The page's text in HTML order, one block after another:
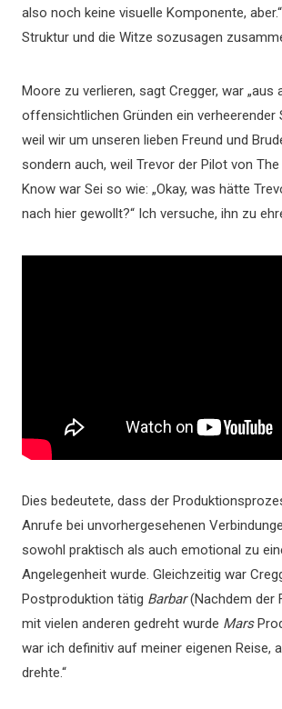
also noch keine visuelle Komponente,
Struktur und die Witze sozusagen
Moore zu verlieren, sagt Cregger, war „aus
offensichtlichen Gründen ein verheerender
weil wir um unseren lieben Freund und
sondern auch, weil Trevor der Pilot von The
Know war Sei so wie: „Okay, was hätte
nach hier gewollt?“ Ich versuche, ihn zu
Dies bedeutete, dass der
Anrufe bei unvorhergesehenen
sowohl praktisch als auch emotional zu
Angelegenheit wurde. Gleichzeitig war
Postproduktion tätig Barbar(Nachdem der
mit vielen anderen gedreht wurde Mars
war ich definitiv auf meiner eigenen Reise,
drehte.“